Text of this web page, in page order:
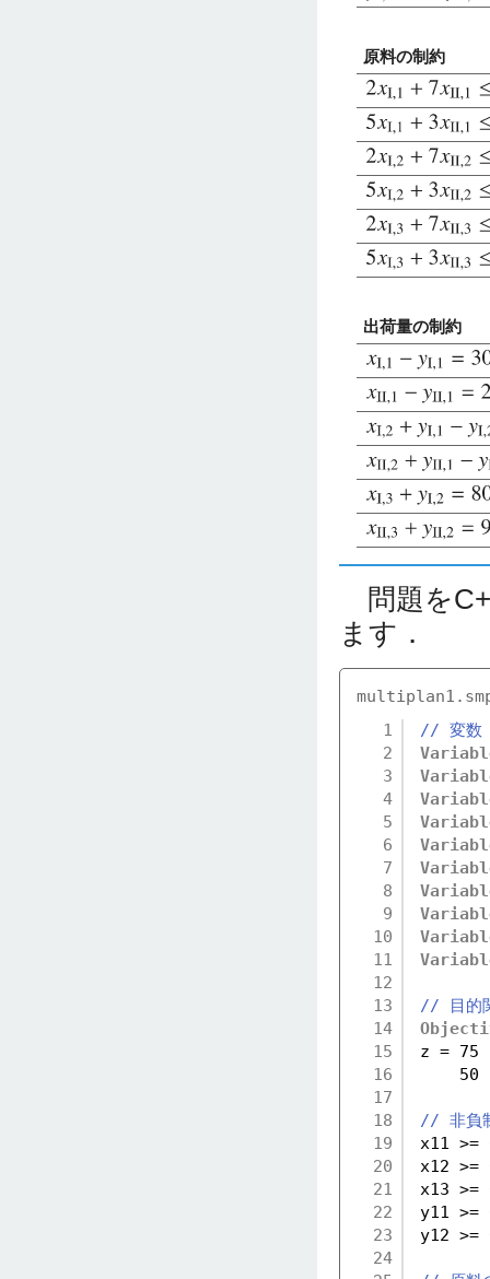
原料の制約
出荷量の制約
問題を
ます．
1
2
3
4
5
6
7
8
9
10
11
12
13
14
15
16
17
18
19
20
21
22
23
24
// 変数
// 目的
z = 75
50
// 非負
x11
x12
x13
y11
y12